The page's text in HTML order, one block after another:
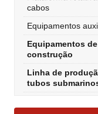
cabos
Equipamentos
Equipamentos de
construção
Linha de
tubos